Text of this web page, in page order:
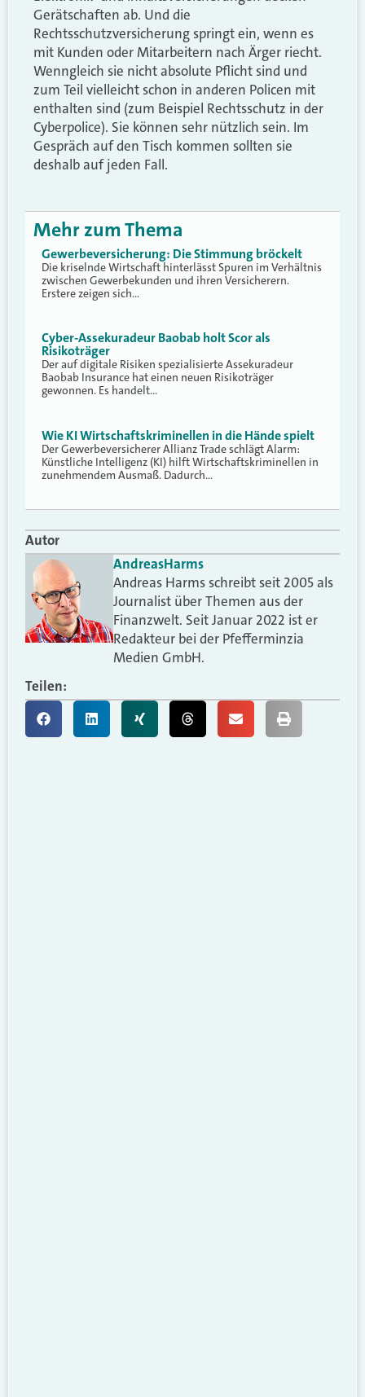
Gerätschaften ab. Und die
Rechtsschutzversicherung springt ein, wenn es
mit Kunden oder Mitarbeitern nach Ärger riecht.
Wenngleich sie nicht absolute Pflicht sind und
zum Teil vielleicht schon in anderen Policen mit
enthalten sind (zum Beispiel Rechtsschutz in der
Cyberpolice). Sie können sehr nützlich sein. Im
Gespräch auf den Tisch kommen sollten sie
deshalb auf jeden Fall.
Mehr zum Thema
Gewerbeversicherung: Die Stimmung bröckelt
Die kriselnde Wirtschaft hinterlässt Spuren im Verhältnis
zwischen Gewerbekunden und ihren Versicherern.
Erstere zeigen sich…
Cyber-Assekuradeur Baobab holt Scor als
Risikoträger
Der auf digitale Risiken spezialisierte Assekuradeur
Baobab Insurance hat einen neuen Risikoträger
gewonnen. Es handelt…
Wie KI Wirtschaftskriminellen in die Hände spielt
Der Gewerbeversicherer Allianz Trade schlägt Alarm:
Künstliche Intelligenz (KI) hilft Wirtschaftskriminellen in
zunehmendem Ausmaß. Dadurch…
Autor
AndreasHarms
Andreas Harms schreibt seit 2005 als
Journalist über Themen aus der
Finanzwelt. Seit Januar 2022 ist er
Redakteur bei der Pfefferminzia
Medien GmbH.
Teilen: